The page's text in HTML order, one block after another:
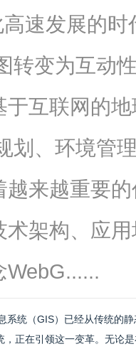
速发展的
转变为互动
于互联网的
划、环境管
越来越重要
术架构、应
WebG......
系统（GIS）已经从传统的
，正在引领这一变革。无论